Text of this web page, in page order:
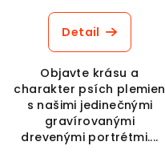
Detail
Objavte krásu a
charakter psích plemien
s našimi jedinečnými
gravírovanými
drevenými portrétmi....